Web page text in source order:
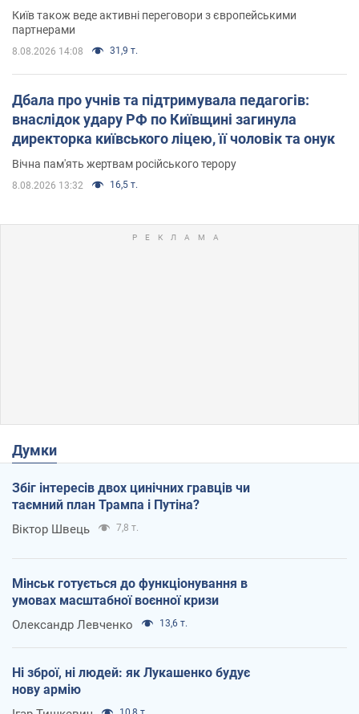
Київ також веде активні переговори з європейськими
партнерами
8.08.2026 14:08 31,9 т.
Дбала про учнів та підтримувала педагогів:
внаслідок удару РФ по Київщині загинула
директорка київського ліцею, її чоловік та онук
Вічна пам'ять жертвам російського терору
8.08.2026 13:32 16,5 т.
Думки
Збіг інтересів двох цинічних гравців чи
таємний план Трампа і Путіна?
Віктор Швець 7,8 т.
Мінськ готується до функціонування в
умовах масштабної воєнної кризи
Олександр Левченко 13,6 т.
Ні зброї, ні людей: як Лукашенко будує
нову армію